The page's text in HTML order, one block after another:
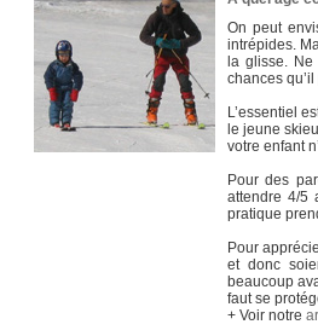
On peut
intrépides.
la glisse.
chances
L’essentiel
le jeune
votre enfant
Pour des
attendre 4/5
pratique
Pour
et donc
beaucoup
faut se
+ Voir notre